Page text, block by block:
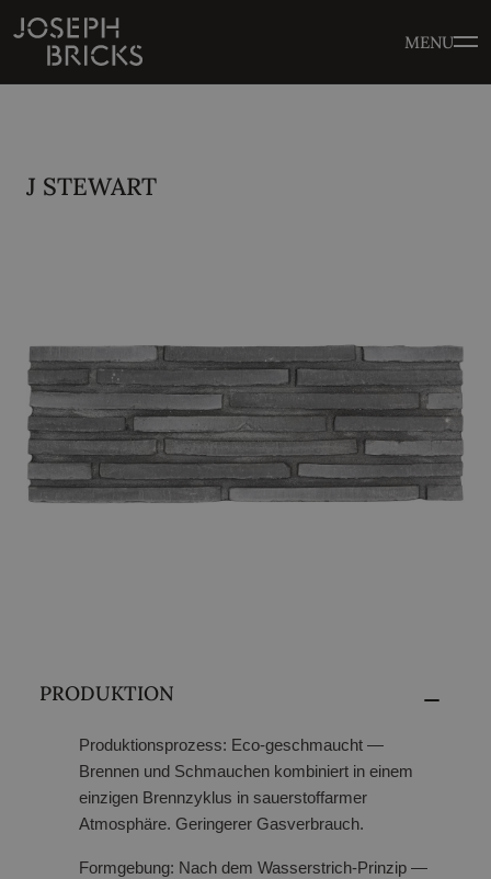
MENU
J STEWART
PRODUKTION
Produktionsprozess: Eco-geschmaucht —
Brennen und Schmauchen kombiniert in einem
einzigen Brennzyklus in sauerstoffarmer
Atmosphäre. Geringerer Gasverbrauch.
Formgebung: Nach dem Wasserstrich-Prinzip —